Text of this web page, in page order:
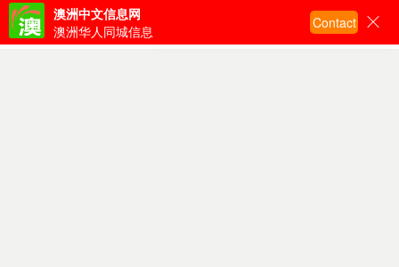
澳洲中文信息网
澳洲华人同城信息
Contact